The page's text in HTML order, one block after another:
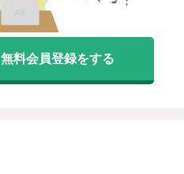
無料会員登録をする